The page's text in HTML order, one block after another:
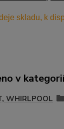
skladu, k
v
WHIRLPOOL